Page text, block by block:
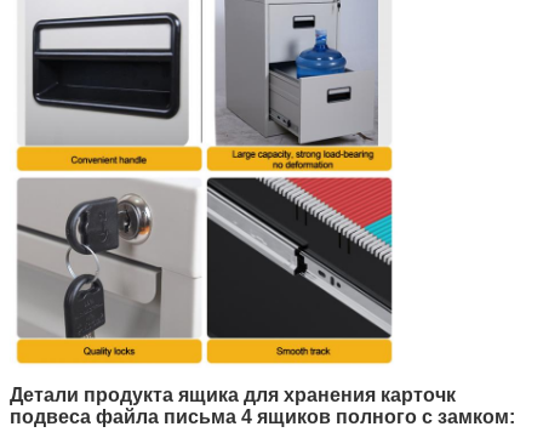
Детали продукта ящика для хранения карточк
подвеса файла письма 4 ящиков полного с замком: